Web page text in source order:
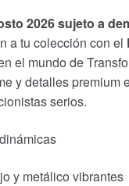
2026 sujeto a
a tu colección con el
el mundo de
y detalles premium
serios.
y metálico vibrantes